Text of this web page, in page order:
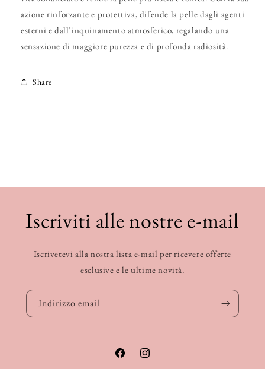
azione rinforzante e protettiva, difende la pelle dagli agenti
esterni e dall’inquinamento atmosferico, regalando una
sensazione di maggiore purezza e di profonda radiosità.
Share
Iscriviti alle nostre e-mail
Iscrivetevi alla nostra lista e-mail per ricevere offerte
esclusive e le ultime novità.
Indirizzo email
FacebookInstagram